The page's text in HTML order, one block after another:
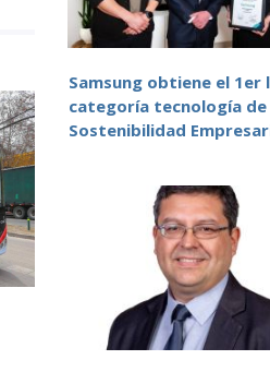
Samsung obtiene el 1er
categoría tecnología
Sostenibilidad